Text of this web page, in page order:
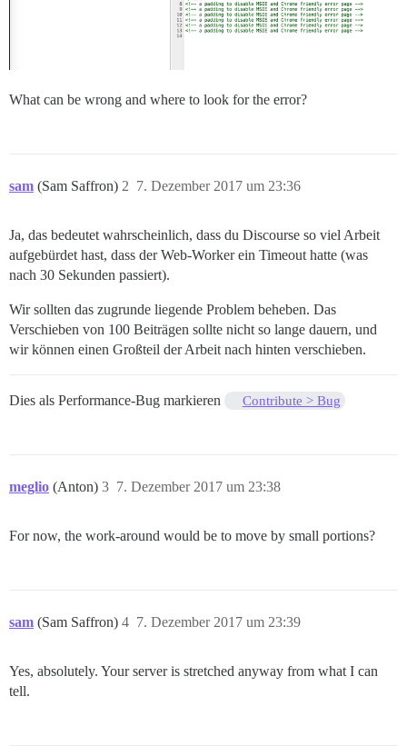
What can be wrong and where to look for the error?
sam (Sam Saffron) 7. Dezember 2017 um 23:36
2
Ja, das bedeutet wahrscheinlich, dass du Discourse so viel Arbeit
aufgebürdet hast, dass der Web-Worker ein Timeout hatte (was
nach 30 Sekunden passiert).
Wir sollten das zugrunde liegende Problem beheben. Das
Verschieben von 100 Beiträgen sollte nicht so lange dauern, und
wir können einen Großteil der Arbeit nach hinten verschieben.
Dies als Performance-Bug markieren Contribute > Bug
meglio (Anton) 7. Dezember 2017 um 23:38
3
For now, the work-around would be to move by small portions?
sam (Sam Saffron) 7. Dezember 2017 um 23:39
4
Yes, absolutely. Your server is stretched anyway from what I can
tell.